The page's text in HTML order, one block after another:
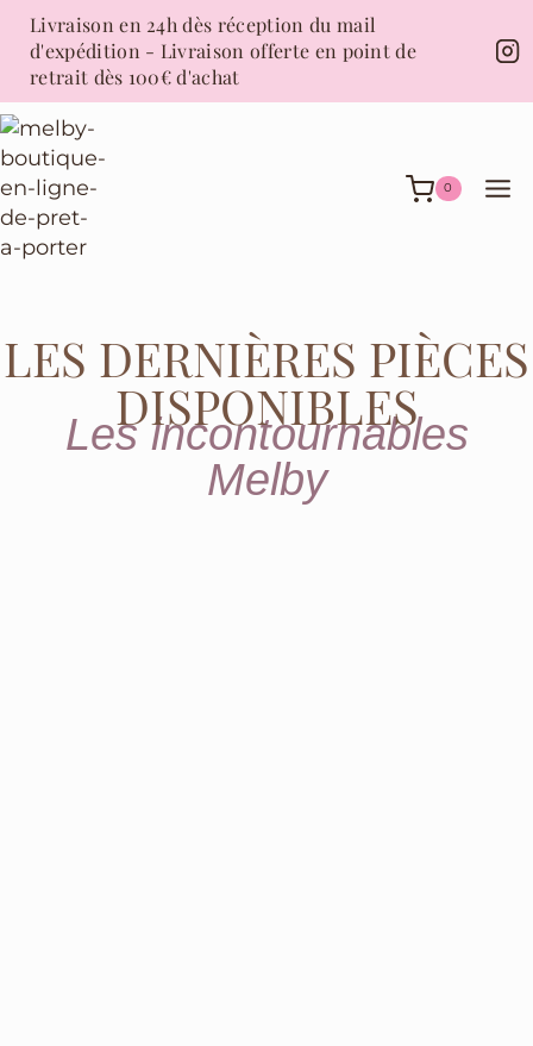
Livraison en 24h dès réception du mail
d'expédition - Livraison offerte en point de
retrait dès 100€ d'achat
0
LES DERNIÈRES PIÈCES
DISPONIBLES
Les incontournables
Melby